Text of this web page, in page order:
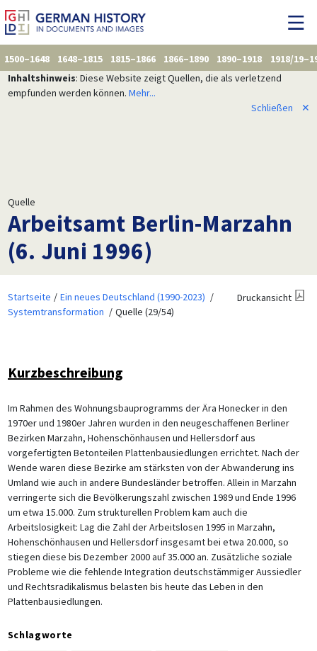
1500–1648 1648–1815 1815–1866 1866–1890 1890–1918
1918/
Inhaltshinweis: Diese Website zeigt Quellen, die als verletzend
empfunden werden können. Mehr...
Schließen
✕
Quelle
Arbeitsamt Berlin-Marzahn
(6. Juni 1996)
Startseite
Ein neues Deutschland (1990-2023)
Systemtransformation
Quelle (29/54)
Druckansicht
Kurzbeschreibung
Im Rahmen des Wohnungsbauprogramms der Ära Honecker in den
1970er und 1980er Jahren wurden in den neugeschaffenen Berliner
Bezirken Marzahn, Hohenschönhausen und Hellersdorf aus
vorgefertigten Betonteilen Plattenbausiedlungen errichtet. Nach der
Wende waren diese Bezirke am stärksten von der Abwanderung ins
Umland wie auch in andere Bundesländer betroffen. Allein in Marzahn
verringerte sich die Bevölkerungszahl zwischen 1989 und Ende 1996
um etwa 15.000. Zum strukturellen Problem kam auch die
Arbeitslosigkeit: Lag die Zahl der Arbeitslosen 1995 in Marzahn,
Hohenschönhausen und Hellersdorf insgesamt bei etwa 20.000, so
stiegen diese bis Dezember 2000 auf 35.000 an. Zusätzliche soziale
Probleme wie die fehlende Integration deutschstämmiger Aussiedler
und Rechtsradikalismus belasten bis heute das Leben in den
Plattenbausiedlungen.
Schlagworte